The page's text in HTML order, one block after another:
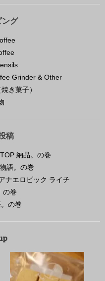
ング
Grinder & Other
き菓子）
稿
納品。の巻
語。の巻
ナエロビック ライチ
の巻
の巻